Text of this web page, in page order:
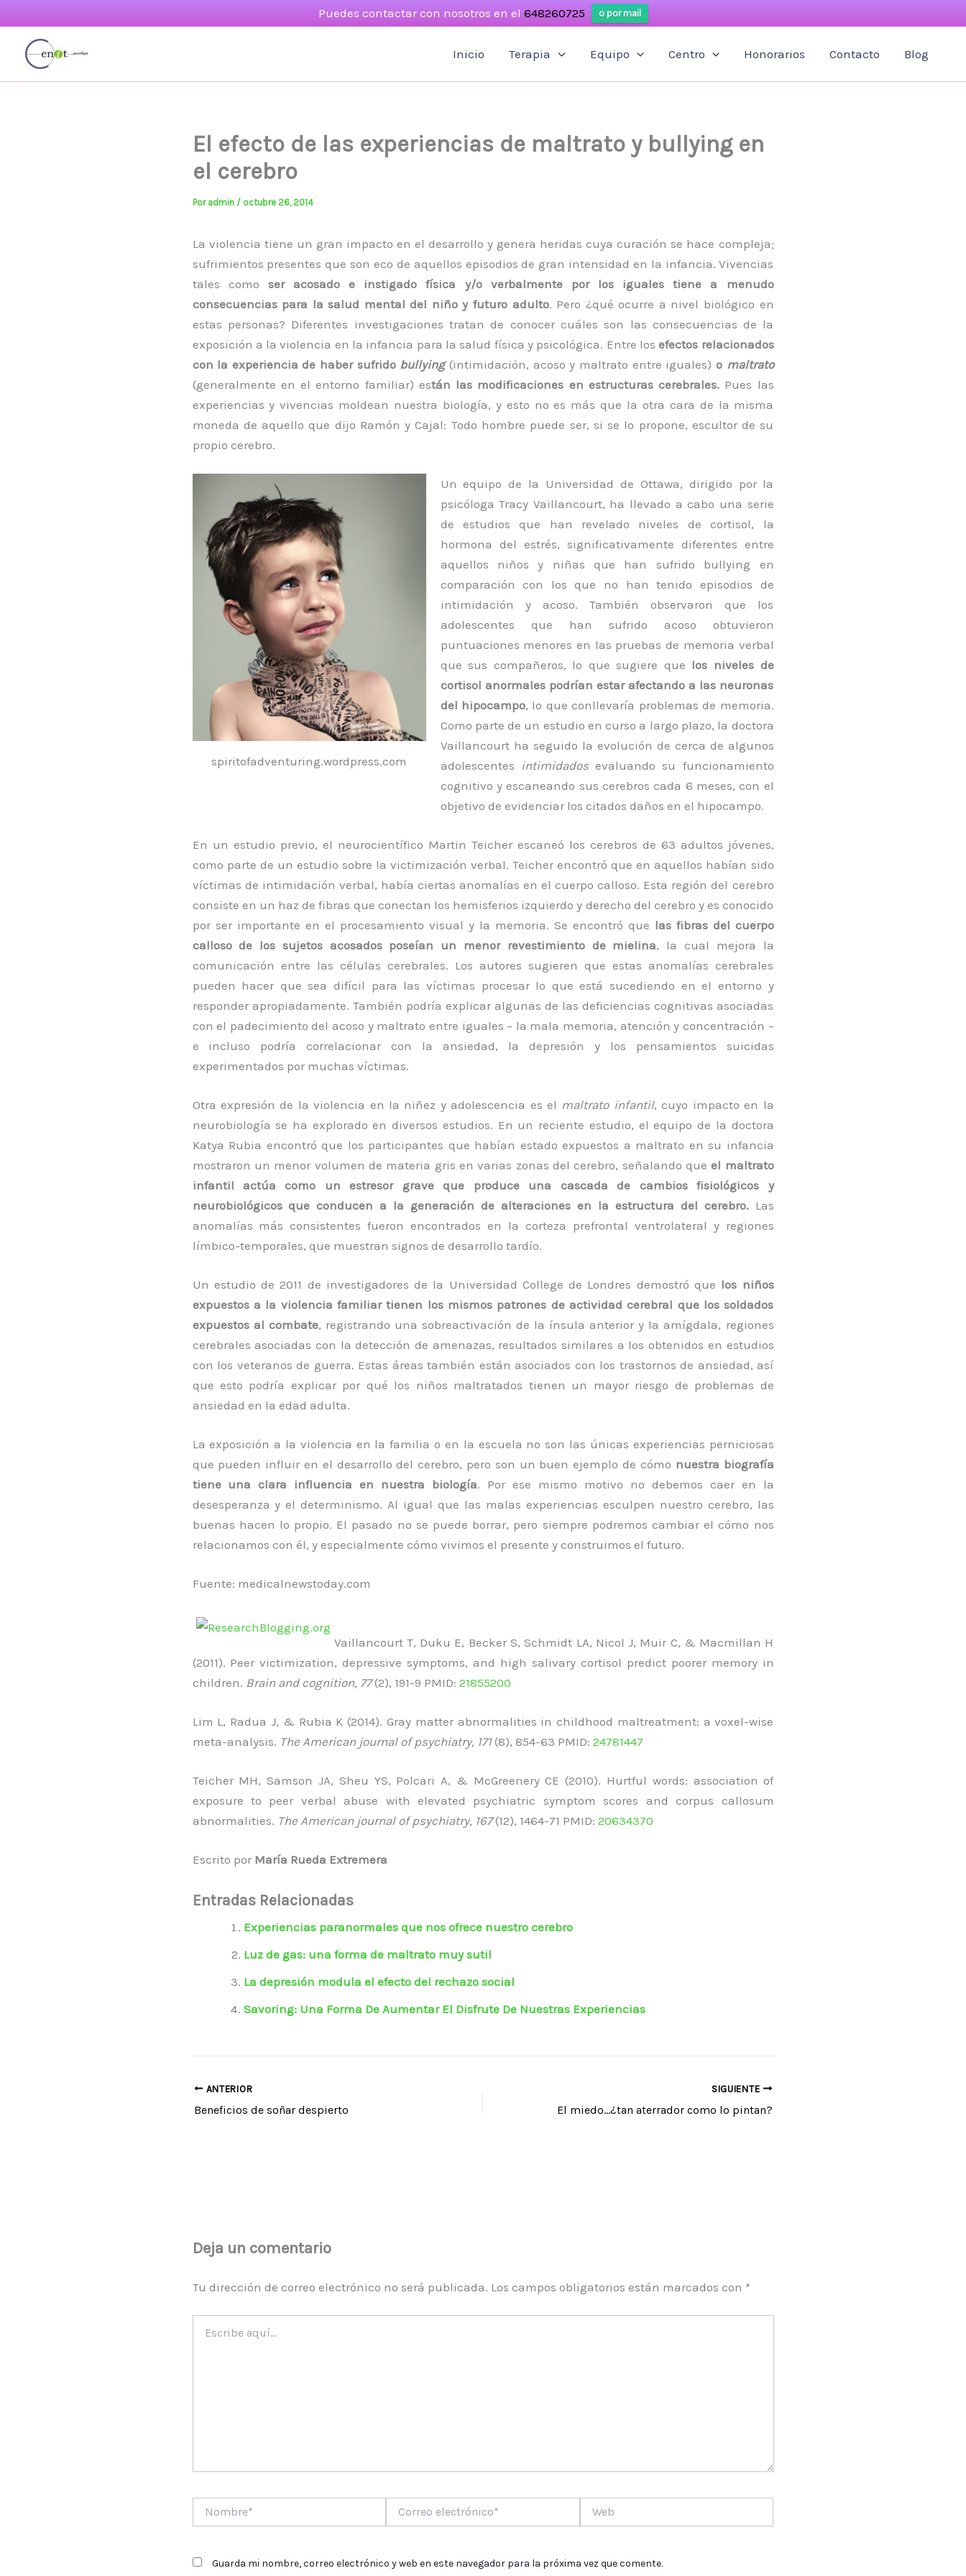
Puedes contactar con nosotros en el 648260725 o por mail
Inicio Terapia Equipo Centro Honorarios Contacto Blog
El efecto de las experiencias de maltrato y bullying en
el cerebro
Por admin / octubre 26, 2014
La violencia tiene un gran impacto en el desarrollo y genera heridas cuya curación se hace compleja;
sufrimientos presentes que son eco de aquellos episodios de gran intensidad en la infancia. Vivencias
tales como ser acosado e instigado física y/o verbalmente por los iguales tiene a menudo
consecuencias para la salud mental del niño y futuro adulto. Pero ¿qué ocurre a nivel biológico en
estas personas? Diferentes investigaciones tratan de conocer cuáles son las consecuencias de la
exposición a la violencia en la infancia para la salud física y psicológica. Entre los efectos relacionados
con la experiencia de haber sufrido bullying (intimidación, acoso y maltrato entre iguales) omaltrato
(generalmente en el entorno familiar) están las modificaciones en estructuras cerebrales. Pues las
experiencias y vivencias moldean nuestra biología, y esto no es más que la otra cara de la misma
moneda de aquello que dijo Ramón y Cajal: Todo hombre puede ser, si se lo propone, escultor de su
propio cerebro.
spiritofadventuring.wordpress.com
Un equipo de la Universidad de Ottawa, dirigido por la
psicóloga Tracy Vaillancourt, ha llevado a cabo una serie
de estudios que han revelado niveles de cortisol, la
hormona del estrés, significativamente diferentes entre
aquellos niños y niñas que han sufrido bullying en
comparación con los que no han tenido episodios de
intimidación y acoso. También observaron que los
adolescentes que han sufrido acoso obtuvieron
puntuaciones menores en las pruebas de memoria verbal
que sus compañeros, lo que sugiere que los niveles de
cortisol anormales podrían estar afectando a las neuronas
del hipocampo, lo que conllevaría problemas de memoria.
Como parte de un estudio en curso a largo plazo, la doctora
Vaillancourt ha seguido la evolución de cerca de algunos
adolescentes intimidados evaluando su funcionamiento
cognitivo y escaneando sus cerebros cada 6 meses, con el
objetivo de evidenciar los citados daños en el hipocampo.
En un estudio previo, el neurocientífico Martin Teicher escaneó los cerebros de 63 adultos jóvenes,
como parte de un estudio sobre la victimización verbal. Teicher encontró que en aquellos habían sido
víctimas de intimidación verbal, había ciertas anomalías en el cuerpo calloso. Esta región del cerebro
consiste en un haz de fibras que conectan los hemisferios izquierdo y derecho del cerebro y es conocido
por ser importante en el procesamiento visual y la memoria. Se encontró que las fibras del cuerpo
calloso de los sujetos acosados poseían un menor revestimiento de mielina, la cual mejora la
comunicación entre las células cerebrales. Los autores sugieren que estas anomalías cerebrales
pueden hacer que sea difícil para las víctimas procesar lo que está sucediendo en el entorno y
responder apropiadamente. También podría explicar algunas de las deficiencias cognitivas asociadas
con el padecimiento del acoso y maltrato entre iguales – la mala memoria, atención y concentración –
e incluso podría correlacionar con la ansiedad, la depresión y los pensamientos suicidas
experimentados por muchas víctimas.
Otra expresión de la violencia en la niñez y adolescencia es el maltrato infantil, cuyo impacto en la
neurobiología se ha explorado en diversos estudios. En un reciente estudio, el equipo de la doctora
Katya Rubia encontró que los participantes que habían estado expuestos a maltrato en su infancia
mostraron un menor volumen de materia gris en varias zonas del cerebro, señalando queel maltrato
infantil actúa como un estresor grave que produce una cascada de cambios fisiológicos y
neurobiológicos que conducen a la generación de alteraciones en la estructura del cerebro. Las
anomalías más consistentes fueron encontrados en la corteza prefrontal ventrolateral y regiones
límbico-temporales, que muestran signos de desarrollo tardío.
Un estudio de 2011 de investigadores de la Universidad College de Londres demostró que los niños
expuestos a la violencia familiar tienen los mismos patrones de actividad cerebral que los soldados
expuestos al combate, registrando una sobreactivación de la ínsula anterior y la amígdala, regiones
cerebrales asociadas con la detección de amenazas, resultados similares a los obtenidos en estudios
con los veteranos de guerra. Estas áreas también están asociados con los trastornos de ansiedad, así
que esto podría explicar por qué los niños maltratados tienen un mayor riesgo de problemas de
ansiedad en la edad adulta.
La exposición a la violencia en la familia o en la escuela no son las únicas experiencias perniciosas
que pueden influir en el desarrollo del cerebro, pero son un buen ejemplo de cómo nuestra biografía
tiene una clara influencia en nuestra biología. Por ese mismo motivo no debemos caer en la
desesperanza y el determinismo. Al igual que las malas experiencias esculpen nuestro cerebro, las
buenas hacen lo propio. El pasado no se puede borrar, pero siempre podremos cambiar el cómo nos
relacionamos con él, y especialmente cómo vivimos el presente y construimos el futuro.
Fuente: medicalnewstoday.com
Vaillancourt T, Duku E, Becker S, Schmidt LA, Nicol J, Muir C, & Macmillan H
(2011). Peer victimization, depressive symptoms, and high salivary cortisol predict poorer memory in
children. Brain and cognition, 77(2), 191-9 PMID: 21855200
Lim L, Radua J, & Rubia K (2014). Gray matter abnormalities in childhood maltreatment: a voxel-wise
meta-analysis. The American journal of psychiatry, 171(8), 854-63 PMID: 24781447
Teicher MH, Samson JA, Sheu YS, Polcari A, & McGreenery CE (2010). Hurtful words: association of
exposure to peer verbal abuse with elevated psychiatric symptom scores and corpus callosum
abnormalities. The American journal of psychiatry, 167(12), 1464-71 PMID: 20634370
Escrito por María Rueda Extremera
Entradas Relacionadas
Experiencias paranormales que nos ofrece nuestro cerebro
Luz de gas: una forma de maltrato muy sutil
La depresión modula el efecto del rechazo social
Savoring: Una Forma De Aumentar El Disfrute De Nuestras Experiencias
ANTERIOR
Beneficios de soñar despierto
SIGUIENTE
El miedo…¿tan aterrador como lo pintan?
Deja un comentario
Tu dirección de correo electrónico no será publicada. Los campos obligatorios están marcados con *
aquí...
electrónico*
Guarda mi nombre, correo electrónico y web en este navegador para la próxima vez que comente.